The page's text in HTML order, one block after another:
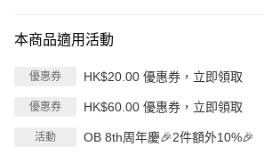
本商品適用活動
優惠券 HK$20.00 優惠券，立即領取
優惠券 HK$60.00 優惠券，立即領取
活動 OB 8th周年慶🎉2件額外10%🎉